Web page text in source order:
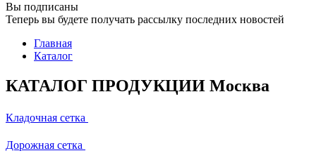
Вы подписаны
Теперь вы будете получать рассылку последних новостей
Главная
Каталог
КАТАЛОГ ПРОДУКЦИИ Москва
Кладочная сетка
Дорожная сетка